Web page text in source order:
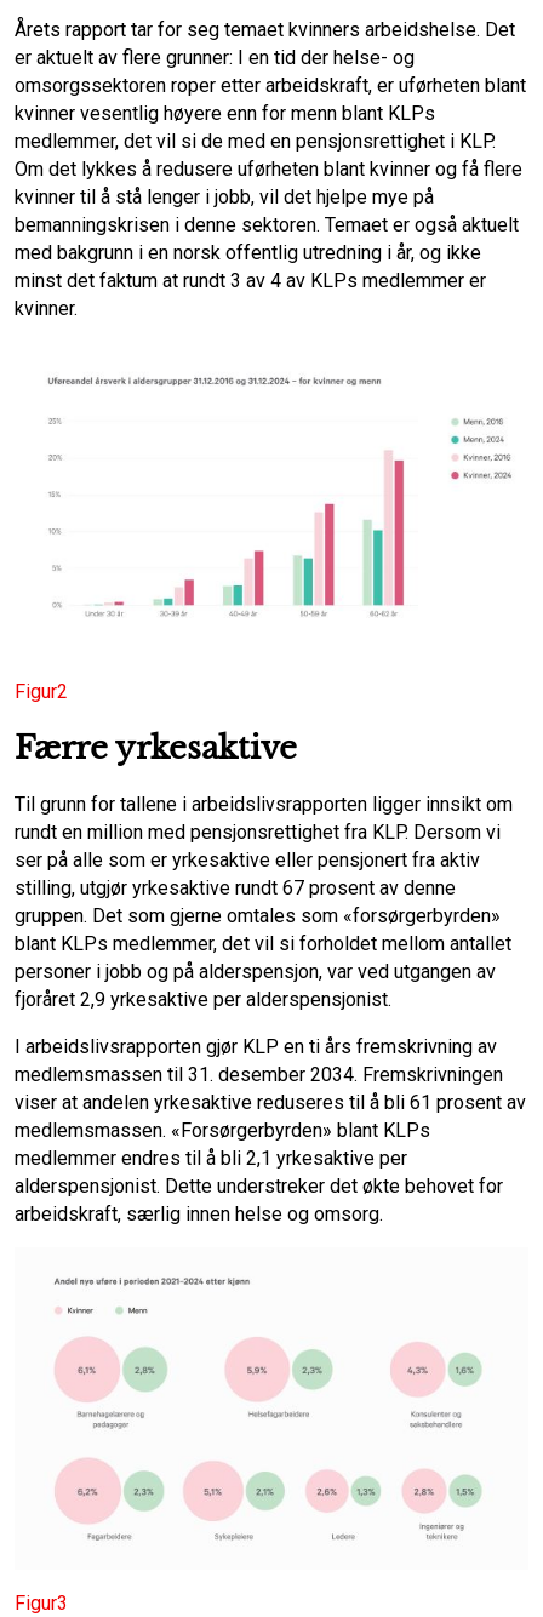
Årets rapport tar for seg temaet kvinners arbeidshelse. Det
er aktuelt av flere grunner: I en tid der helse- og
omsorgssektoren roper etter arbeidskraft, er uførheten blant
kvinner vesentlig høyere enn for menn blant KLPs
medlemmer, det vil si de med en pensjonsrettighet i KLP.
Om det lykkes å redusere uførheten blant kvinner og få flere
kvinner til å stå lenger i jobb, vil det hjelpe mye på
bemanningskrisen i denne sektoren. Temaet er også aktuelt
med bakgrunn i en norsk offentlig utredning i år, og ikke
minst det faktum at rundt 3 av 4 av KLPs medlemmer er
kvinner.
Figur2
Færre yrkesaktive
Til grunn for tallene i arbeidslivsrapporten ligger innsikt om
rundt en million med pensjonsrettighet fra KLP. Dersom vi
ser på alle som er yrkesaktive eller pensjonert fra aktiv
stilling, utgjør yrkesaktive rundt 67 prosent av denne
gruppen. Det som gjerne omtales som «forsørgerbyrden»
blant KLPs medlemmer, det vil si forholdet mellom antallet
personer i jobb og på alderspensjon, var ved utgangen av
fjoråret 2,9 yrkesaktive per alderspensjonist.
I arbeidslivsrapporten gjør KLP en ti års fremskrivning av
medlemsmassen til 31. desember 2034. Fremskrivningen
viser at andelen yrkesaktive reduseres til å bli 61 prosent av
medlemsmassen. «Forsørgerbyrden» blant KLPs
medlemmer endres til å bli 2,1 yrkesaktive per
alderspensjonist. Dette understreker det økte behovet for
arbeidskraft, særlig innen helse og omsorg.
Figur3